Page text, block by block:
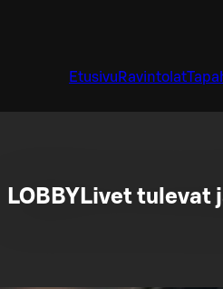
Etusivu Ravintolat
LOBBYLivet tulevat